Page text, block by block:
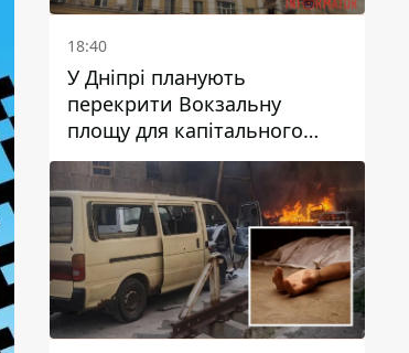
18:40
У Дніпрі планують
перекрити Вокзальну
площу для капітального
ремонту будинку, в який
влучила ворожа ракета: які
терміни